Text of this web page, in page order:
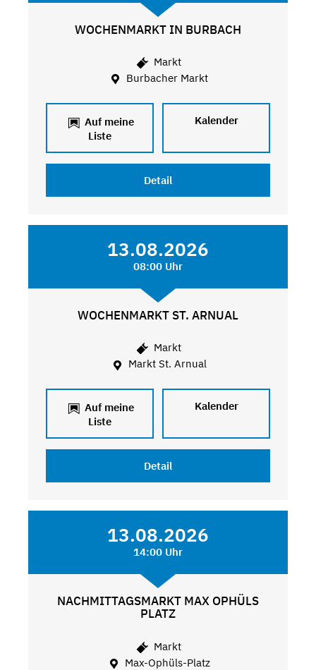
WOCHENMARKT IN BURBACH
Markt
Burbacher Markt
Auf meine
Liste
Kalender
Detail
13.08.2026
08:00 Uhr
WOCHENMARKT ST. ARNUAL
Markt
Markt St. Arnual
Auf meine
Liste
Kalender
Detail
13.08.2026
14:00 Uhr
NACHMITTAGSMARKT MAX OPHÜLS
PLATZ
Markt
Max-Ophüls-Platz